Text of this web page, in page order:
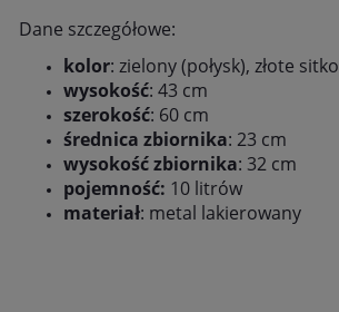
Dane szczegółowe:
kolor: zielony (połysk), złote sitko
wysokość: 43 cm
szerokość: 60 cm
średnica zbiornika: 23 cm
wysokość zbiornika: 32 cm
pojemność: 10 litrów
materiał: metal lakierowany